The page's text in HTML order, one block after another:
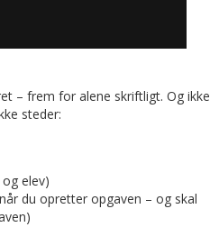
– frem for alene skriftligt. Og ikke
steder:
elev)
du opretter opgaven – og skal